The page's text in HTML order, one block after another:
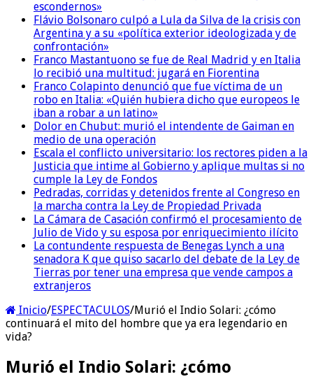
escondernos»
Flávio Bolsonaro culpó a Lula da Silva de la crisis con
Argentina y a su «política exterior ideologizada y de
confrontación»
Franco Mastantuono se fue de Real Madrid y en Italia
lo recibió una multitud: jugará en Fiorentina
Franco Colapinto denunció que fue víctima de un
robo en Italia: «Quién hubiera dicho que europeos le
iban a robar a un latino»
Dolor en Chubut: murió el intendente de Gaiman en
medio de una operación
Escala el conflicto universitario: los rectores piden a la
Justicia que intime al Gobierno y aplique multas si no
cumple la Ley de Fondos
Pedradas, corridas y detenidos frente al Congreso en
la marcha contra la Ley de Propiedad Privada
La Cámara de Casación confirmó el procesamiento de
Julio de Vido y su esposa por enriquecimiento ilícito
La contundente respuesta de Benegas Lynch a una
senadora K que quiso sacarlo del debate de la Ley de
Tierras por tener una empresa que vende campos a
extranjeros
Inicio/ESPECTACULOS/Murió el Indio Solari: ¿cómo
continuará el mito del hombre que ya era legendario en
vida?
Murió el Indio Solari: ¿cómo